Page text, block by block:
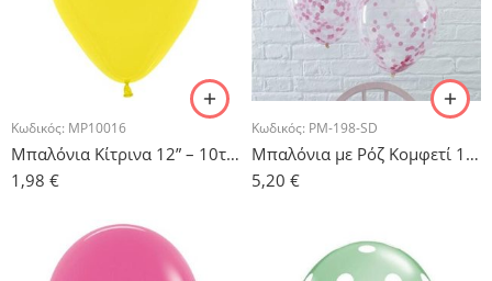
Κωδικός: MP10016
Μπαλόνια Κίτρινα 12” – 10τμχ
1,98 €
Κωδικός: PM-198-SD
Μπαλόνια με Ρόζ Κομφετί 11” – 5τμχ.
5,20 €